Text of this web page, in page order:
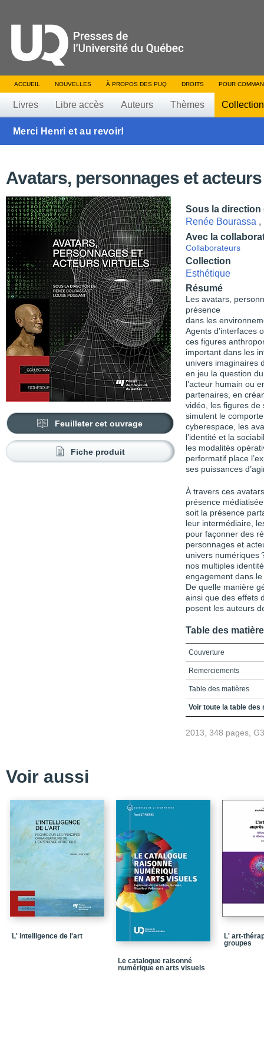
ACCUEIL NOUVELLES À PROPOS DES PUQ DROITS POUR
Livres Libre accès Auteurs Thèmes
Merci Henri et au revoir!
Avatars, personnages et
Feuilleter cet ouvrage
Fiche produit
Sous la direction
Renée Bourassa ,
Avec la
Collaborateurs
Collection
Esthétique
Résumé
Les avatars,
présence
dans les
Agents d’interfaces
ces figures
important dans les
univers imaginaires
en jeu la question
l’acteur humain ou
partenaires, en
vidéo, les figures de
simulent le
cyberespace, les
l’identité et la
les modalités
performatif place
ses puissances
À travers ces
présence
soit la présence
leur intermédiaire,
pour façonner des
personnages et
univers numériques
nos multiples
engagement dans
De quelle manière
ainsi que des effets
posent les auteurs
Table des
Couverture
Remerciements
Table des matières
Prolifération des
dans les
Avatars et
En guise de conclusion
Puissances du faux
Puissances du faux
De l’inquiétante
Bibliographie
L’occupation du virtuel
Voir toute la table des
2013, 348 pages,
Voir aussi
L' intelligence de l'art
Le catalogue raisonné
numérique en arts visuels
L' art-
groupes